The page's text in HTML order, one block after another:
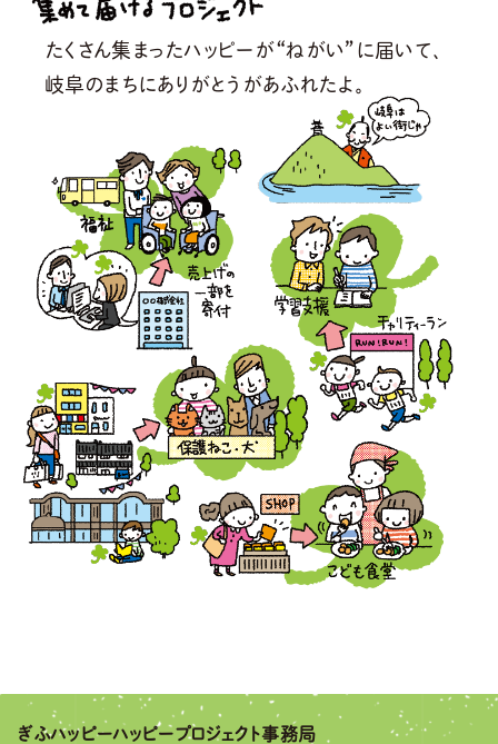
たくさん集まったハッピーが“ねがい”に届いて、
岐阜のまちにありがとうがあふれたよ。
ぎふハッピーハッピープロジェクト事務局